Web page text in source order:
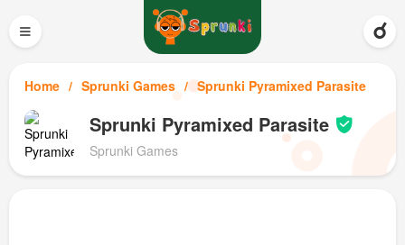
≡
Home Sprunki Games Sprunki Pyramixed Parasite
Sprunki Pyramixed Parasite
Sprunki Games